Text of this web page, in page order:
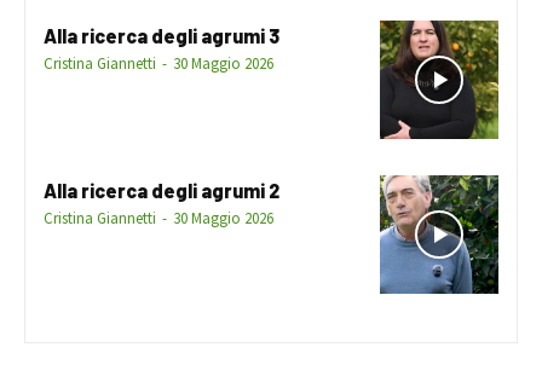
Alla ricerca degli agrumi 3
Cristina Giannetti - 30 Maggio 2026
Alla ricerca degli agrumi 2
Cristina Giannetti - 30 Maggio 2026